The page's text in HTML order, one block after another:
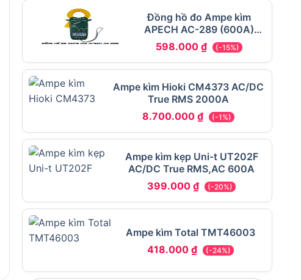
Đồng hồ đo Ampe kìm
APECH AC-289 (600A)
dòng AC
598.000 ₫ (-15%)
Ampe kìm Hioki CM4373 AC/DC
True RMS 2000A
8.700.000 ₫ (-1%)
Ampe kìm kẹp Uni-t UT202F
AC/DC True RMS,AC 600A
399.000₫ (-20%)
Ampe kìm Total TMT46003
418.000 ₫ (-24%)